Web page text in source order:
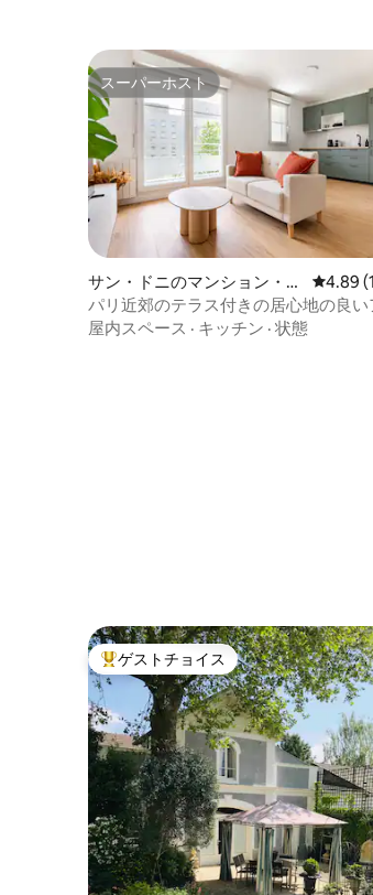
スーパーホスト
スーパーホスト
サン・ドニのマンション・ア
パート
レビュ
4.89
パリ近郊のテラス付きの居心地の良い
パート
屋内スペース · キッチン · 状態
大好評のゲストチョイスです。
ゲストチョイス